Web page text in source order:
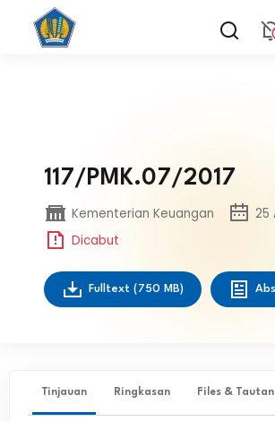
117/PMK.07/2017
Kementerian Keuangan
25
Dicabut
Fulltext (750 MB)
Tinjauan Ringkasan Files & Tautan